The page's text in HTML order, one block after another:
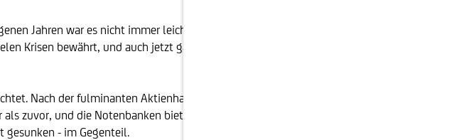
Jahren war es nicht immer leicht, gute Aktien mit einer vernünftigen
Krisen bewährt, und auch jetzt gaben die Kurse der Schoellerbank-Aktien
Nach der fulminanten Aktienhausse der letzten beiden Jahre ist der
zuvor, und die Notenbanken bieten nicht mehr die Unterstützung, an welche
- im Gegenteil.